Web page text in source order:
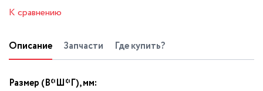
К сравнению
Описание Запчасти Где купить?
Размер (В*Ш*Г), мм: